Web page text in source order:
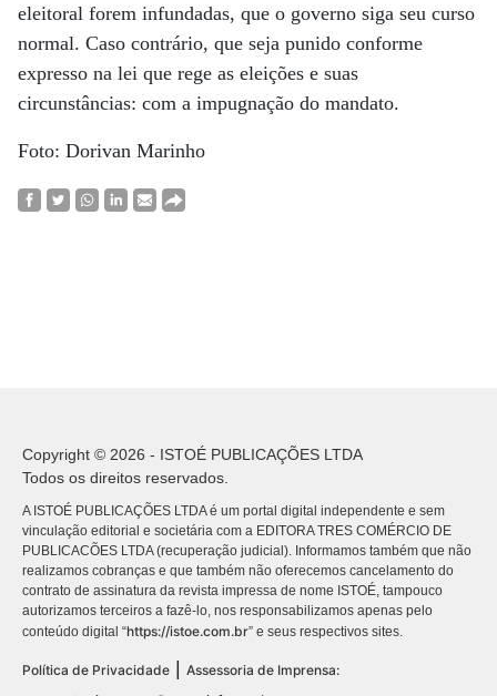
eleitoral forem infundadas, que o governo siga seu curso
normal. Caso contrário, que seja punido conforme
expresso na lei que rege as eleições e suas
circunstâncias: com a impugnação do mandato.
Foto: Dorivan Marinho
Copyright © 2026 - ISTOÉ PUBLICAÇÕES LTDA
Todos os direitos reservados.
A ISTOÉ PUBLICAÇÕES LTDA é um portal digital independente e sem
vinculação editorial e societária com a EDITORA TRES COMÉRCIO DE
PUBLICACÕES LTDA (recuperação judicial). Informamos também que não
realizamos cobranças e que também não oferecemos cancelamento do
contrato de assinatura da revista impressa de nome ISTOÉ, tampouco
autorizamos terceiros a fazê-lo, nos responsabilizamos apenas pelo
conteúdo digital “https://istoe.com.br” e seus respectivos sites.
Política de Privacidade | Assessoria de Imprensa: